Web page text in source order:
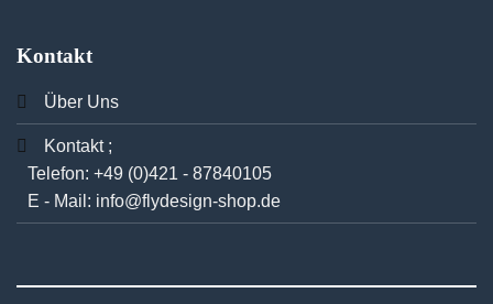
Kontakt
Über Uns
Kontakt ;
Telefon: +49 (0)421 - 87840105
E - Mail: info@flydesign-shop.de